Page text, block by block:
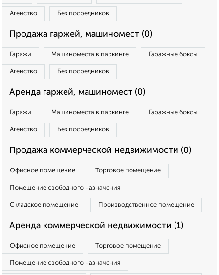
Агенство Без посредников
Продажа гаржей, машиномест (0)
Гаражи Машиноместа в паркинге Гаражные боксы
Агенство Без посредников
Аренда гаржей, машиномест (0)
Гаражи Машиноместа в паркинге Гаражные боксы
Агенство Без посредников
Продажа коммерческой недвижимости (0)
Офисное помещение Торговое помещение
Помещение свободного назначения
Складское помещение Производственное помещение
Аренда коммерческой недвижимости (1)
Офисное помещение Торговое помещение
Помещение свободного назначения